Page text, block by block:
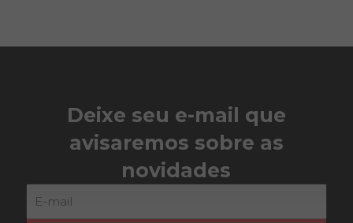
Deixe seu e-mail que
avisaremos sobre as
novidades